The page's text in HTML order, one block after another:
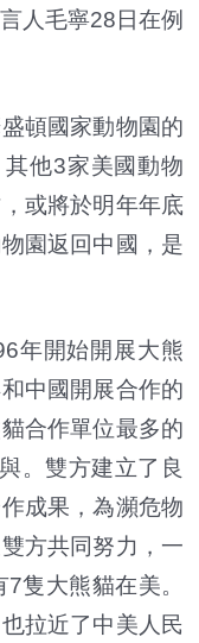
人毛寧28日在例
頓國家動物園的
他3家美國動物
或將於明年年底
園返回中國，是
年開始開展大熊
中國開展合作的
合作單位最多的
。雙方建立了良
成果，為瀕危物
方共同努力，一
隻大熊貓在美。
拉近了中美人民